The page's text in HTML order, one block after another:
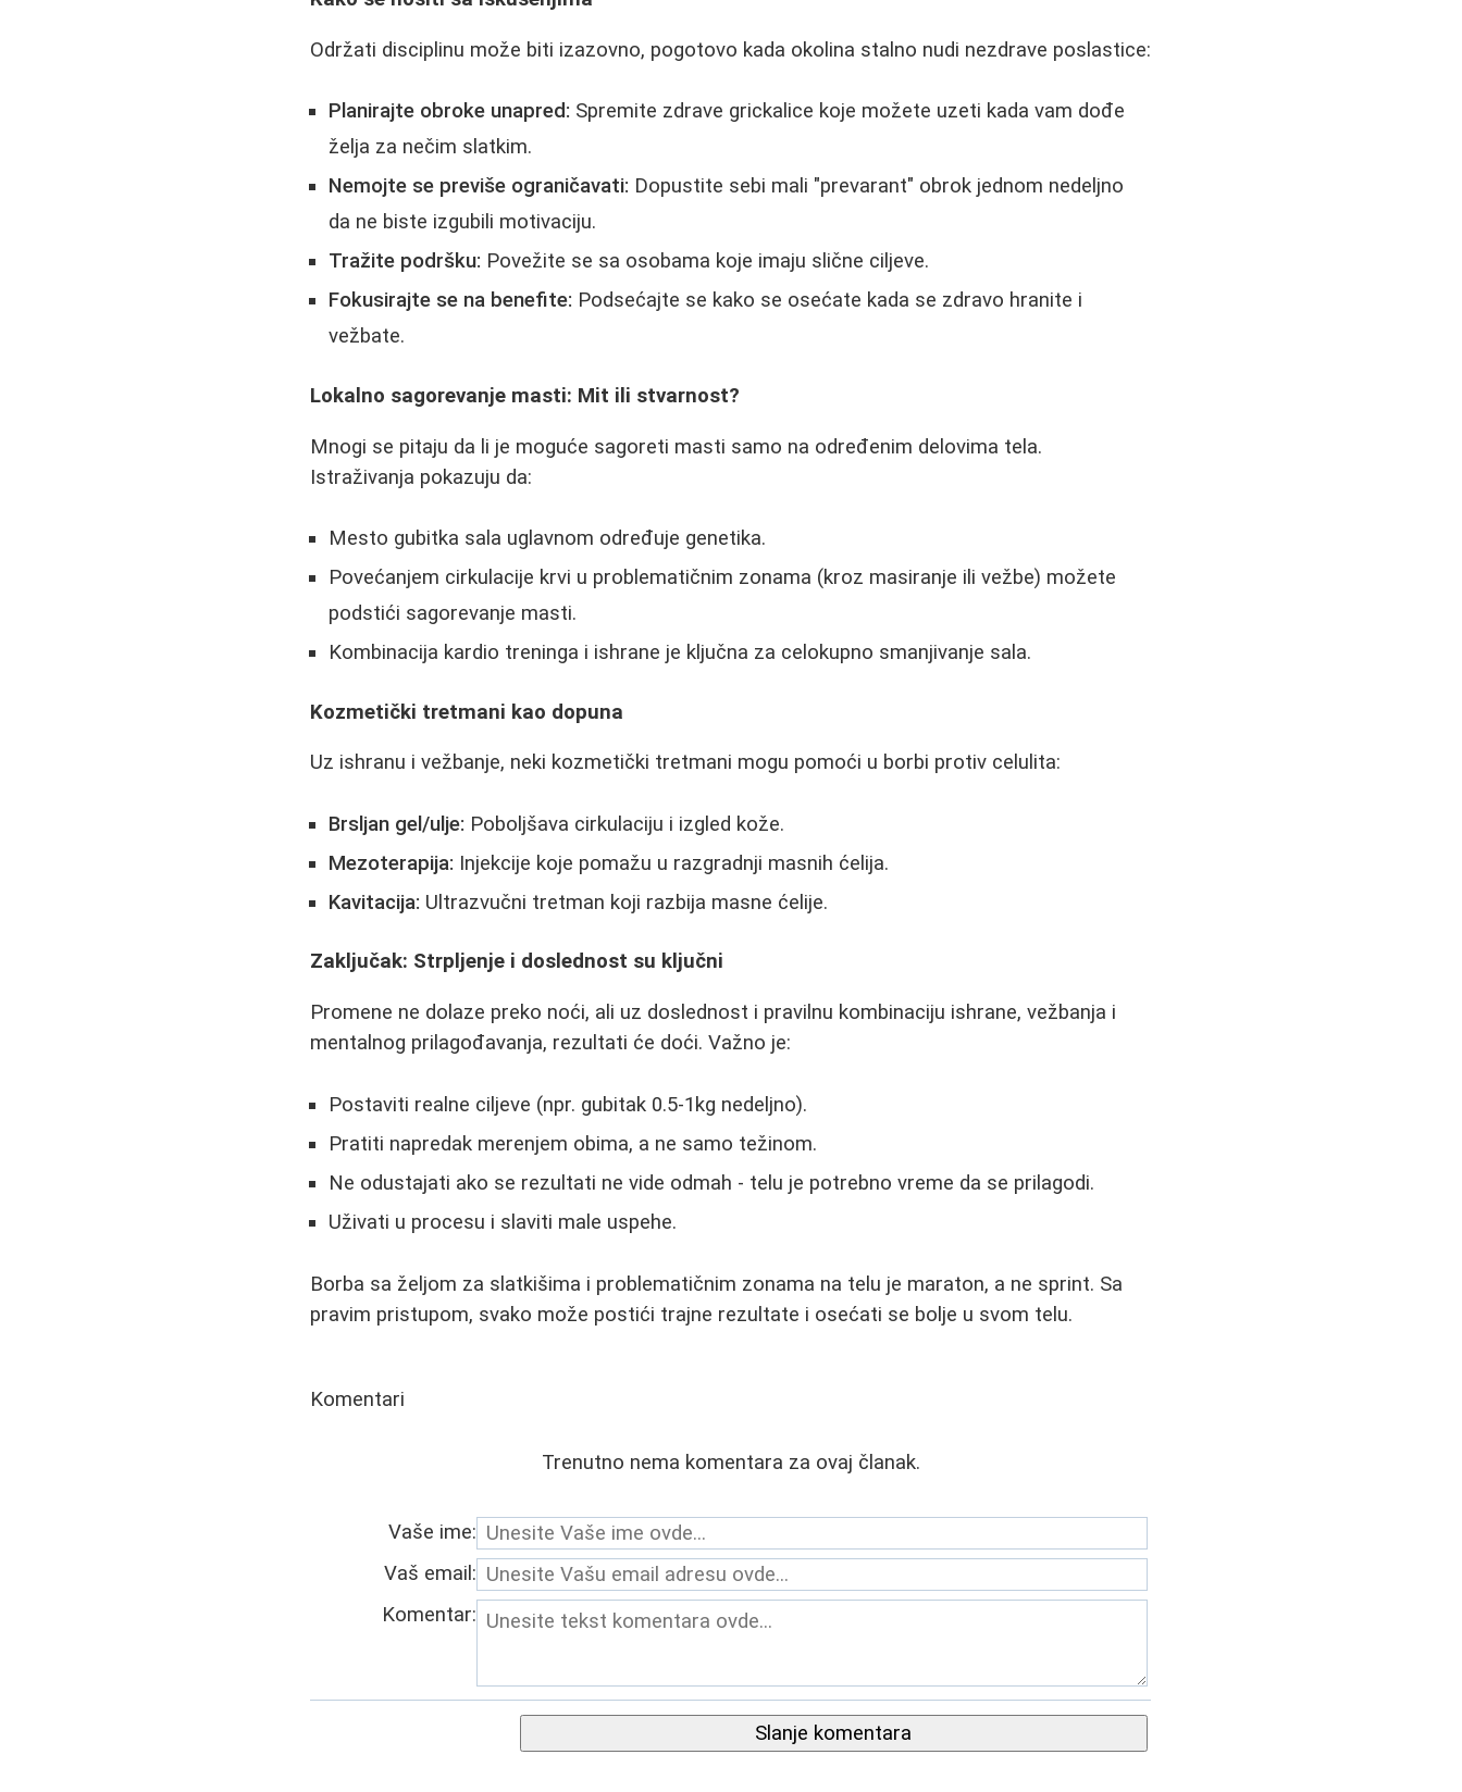
Održati disciplinu može biti izazovno, pogotovo kada okolina stalno nudi nezdrave poslastice:
Planirajte obroke unapred: Spremite zdrave grickalice koje možete uzeti kada vam dođe
želja za nečim slatkim.
Nemojte se previše ograničavati: Dopustite sebi mali "prevarant" obrok jednom nedeljno
da ne biste izgubili motivaciju.
Tražite podršku: Povežite se sa osobama koje imaju slične ciljeve.
Fokusirajte se na benefite: Podsećajte se kako se osećate kada se zdravo hranite i
vežbate.
Lokalno sagorevanje masti: Mit ili stvarnost?
Mnogi se pitaju da li je moguće sagoreti masti samo na određenim delovima tela.
Istraživanja pokazuju da:
Mesto gubitka sala uglavnom određuje genetika.
Povećanjem cirkulacije krvi u problematičnim zonama (kroz masiranje ili vežbe) možete
podstići sagorevanje masti.
Kombinacija kardio treninga i ishrane je ključna za celokupno smanjivanje sala.
Kozmetički tretmani kao dopuna
Uz ishranu i vežbanje, neki kozmetički tretmani mogu pomoći u borbi protiv celulita:
Brsljan gel/ulje: Poboljšava cirkulaciju i izgled kože.
Mezoterapija: Injekcije koje pomažu u razgradnji masnih ćelija.
Kavitacija: Ultrazvučni tretman koji razbija masne ćelije.
Zaključak: Strpljenje i doslednost su ključni
Promene ne dolaze preko noći, ali uz doslednost i pravilnu kombinaciju ishrane, vežbanja i
mentalnog prilagođavanja, rezultati će doći. Važno je:
Postaviti realne ciljeve (npr. gubitak 0.5-1kg nedeljno).
Pratiti napredak merenjem obima, a ne samo težinom.
Ne odustajati ako se rezultati ne vide odmah - telu je potrebno vreme da se prilagodi.
Uživati u procesu i slaviti male uspehe.
Borba sa željom za slatkišima i problematičnim zonama na telu je maraton, a ne sprint. Sa
pravim pristupom, svako može postići trajne rezultate i osećati se bolje u svom telu.
Komentari
Trenutno nema komentara za ovaj članak.
Vaše ime:
Vaš email:
Komentar:
Slanje komentara